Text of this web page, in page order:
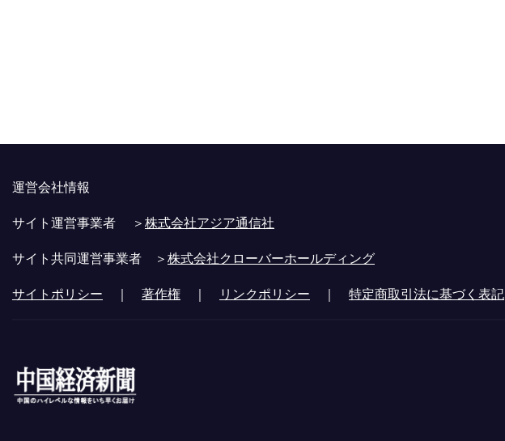
運営会社情報
サイト運営事業者 ＞株式会社アジア通信社
サイト共同運営事業者 ＞株式会社クローバーホールディング
サイトポリシー ｜ 著作権 ｜ リンクポリシー ｜ 特定商取引法に基づく表記